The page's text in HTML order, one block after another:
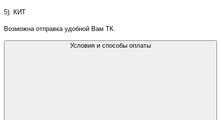
5). КИТ
Возможна отправка удобной Вам ТК.
Условия и способы оплаты